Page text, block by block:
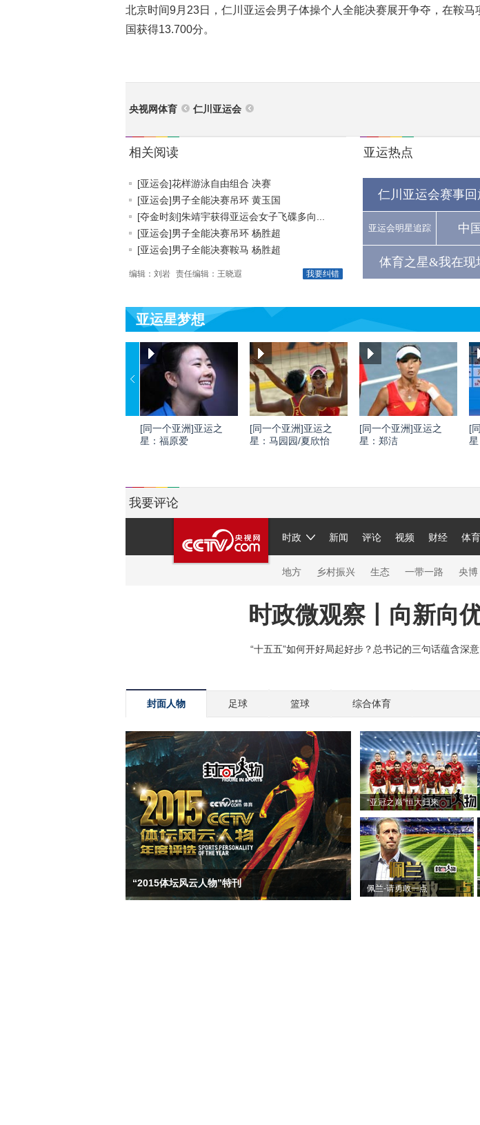
北京时间9月23日，仁川亚运会男子体操个人全能决赛展开争夺，在鞍马
国获得13.700分。
央视网体育 仁川亚运会
相关阅读
[亚运会]花样游泳自由组合 决赛
[亚运会]男子全能决赛吊环 黄玉国
[夺金时刻]朱靖宇获得亚运会女子飞碟多向...
[亚运会]男子全能决赛吊环 杨胜超
[亚运会]男子全能决赛鞍马 杨胜超
我要纠错
编辑：刘岩 责任编辑：王晓遐
亚运热点
仁川亚运会赛事回
亚运会明星追踪 中
体育之星&我在现
亚运星梦想
[同一个亚洲]亚运之
星：福原爱
[同一个亚洲]亚运之
星：马园园/夏欣怡
[同一个亚洲]亚运之
星：郑洁
[
我要评论
封面人物 足球 篮球 综合体育
“2015体坛风云人物”特刊
“亚冠之巅”恒大归来
佩兰-请勇敢一点